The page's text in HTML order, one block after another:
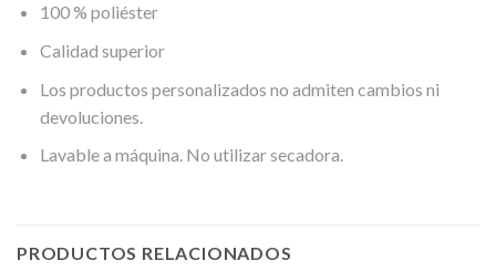
100 % poliéster
Calidad superior
Los productos personalizados no admiten cambios ni
devoluciones.
Lavable a máquina. No utilizar secadora.
PRODUCTOS RELACIONADOS